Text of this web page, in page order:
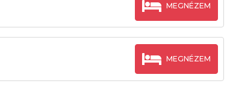
MEGNÉZEM
MEGNÉZEM